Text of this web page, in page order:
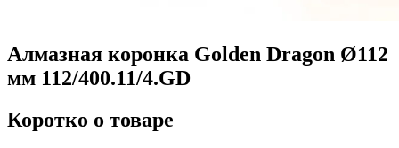
Алмазная коронка Golden Dragon Ø112
мм 112/400.11/4.GD
Коротко о товаре